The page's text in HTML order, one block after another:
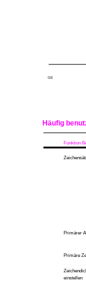
GE
Primärer
Primäre
einstellen
Häufig
Funktion